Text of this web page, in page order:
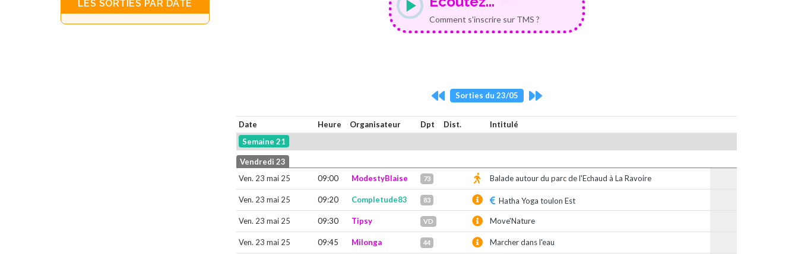
Comment s'inscrire sur TMS ?
Sorties du 23/05
Date Heure Organisateur Dpt Dist.
Intitulé
Semaine 21
Vendredi 23
Ven. 23 mai 25
09:00 ModestyBlaise 73 Balade autour du parc de l'Echaud à La Ravoire
Ven. 23 mai 25 09:20 Completude83 83 Hatha Yoga toulon Est
Ven. 23 mai 25 09:30 Tipsy VD Move'Nature
Ven. 23 mai 25 09:45 Milonga 44 Marcher dans l'eau
LES SORTIES PAR DATE